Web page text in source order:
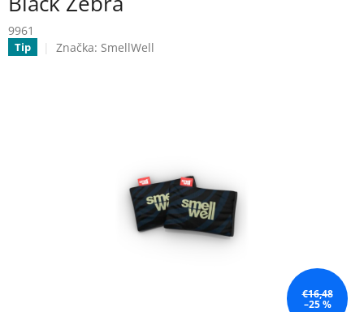
9961
Tip Značka: SmellWell
€16,48
–25 %